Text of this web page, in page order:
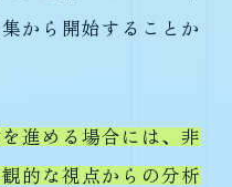
から開始することか
進める場合には、非
的な視点からの分析